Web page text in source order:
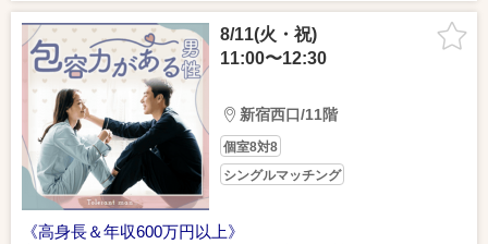
8/11(火・祝)
11:00〜12:30
新宿西口/11階
個室8対8
シングルマッチング
《高身長＆年収600万円以上》